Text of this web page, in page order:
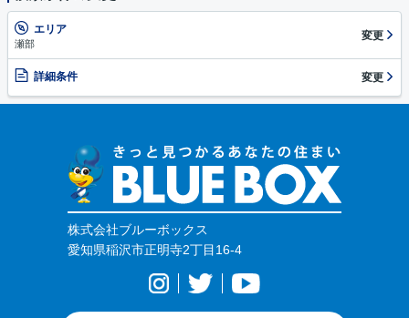
エリア
瀬部
変更
詳細条件 変更
株式会社ブルーボックス
愛知県稲沢市正明寺2丁目16-4